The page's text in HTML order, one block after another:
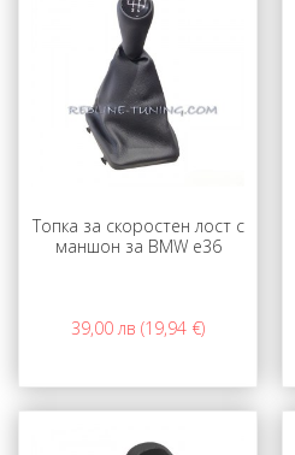
Топка за скоростен лост с
маншон за BMW e36
39,00 лв (19,94 €)